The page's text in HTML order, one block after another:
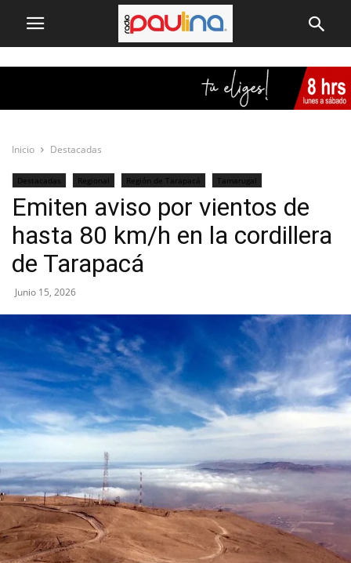
Inicio Destacadas
Destacadas Regional Región de Tarapacá Tamarugal
Emiten aviso por vientos de
hasta 80 km/h en la cordillera
de Tarapacá
Junio 15, 2026